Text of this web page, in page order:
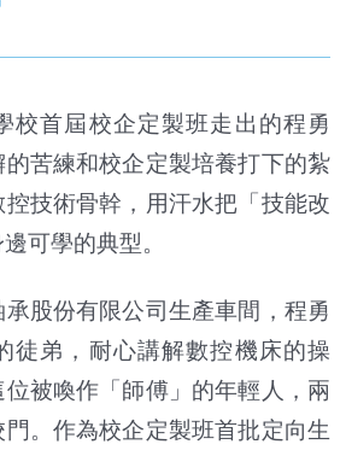
首屆校企定製班走出的程勇
苦練和校企定製培養打下的紮
技術骨幹，用汗水把「技能改
可學的典型。
股份有限公司生產車間，程勇
徒弟，耐心講解數控機床的操
被喚作「師傅」的年輕人，兩
。作為校企定製班首批定向生